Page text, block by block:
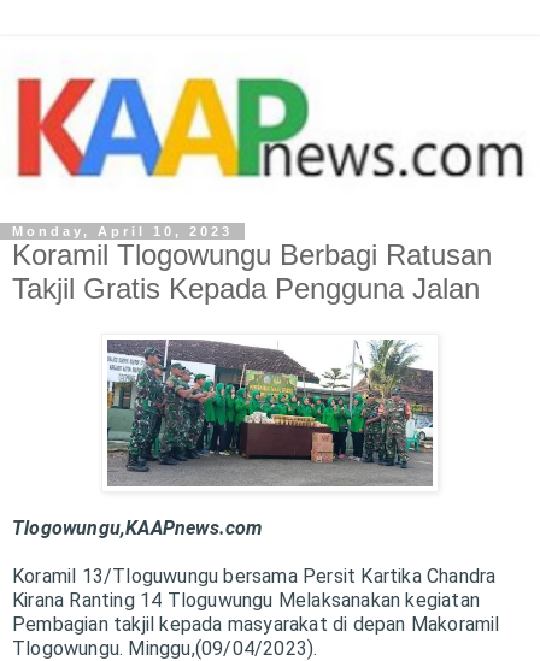
Monday, April 10, 2023
Koramil Tlogowungu Berbagi Ratusan
Takjil Gratis Kepada Pengguna Jalan
Tlogowungu,KAAPnews.com
Koramil 13/Tloguwungu bersama Persit Kartika Chandra
Kirana Ranting 14 Tloguwungu Melaksanakan kegiatan
Pembagian takjil kepada masyarakat di depan Makoramil
Tlogowungu. Minggu,(09/04/2023).